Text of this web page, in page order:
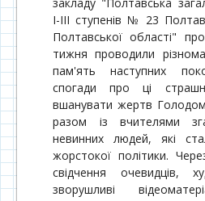
І-ІІІ ступенів № 23
Полтавської області"
тижня проводили
пам'ять наступних
спогади про ці
вшанувати жертв
разом із вчителями
невинних людей, які
жорстокої політики.
свідчення очевидців,
зворушливі